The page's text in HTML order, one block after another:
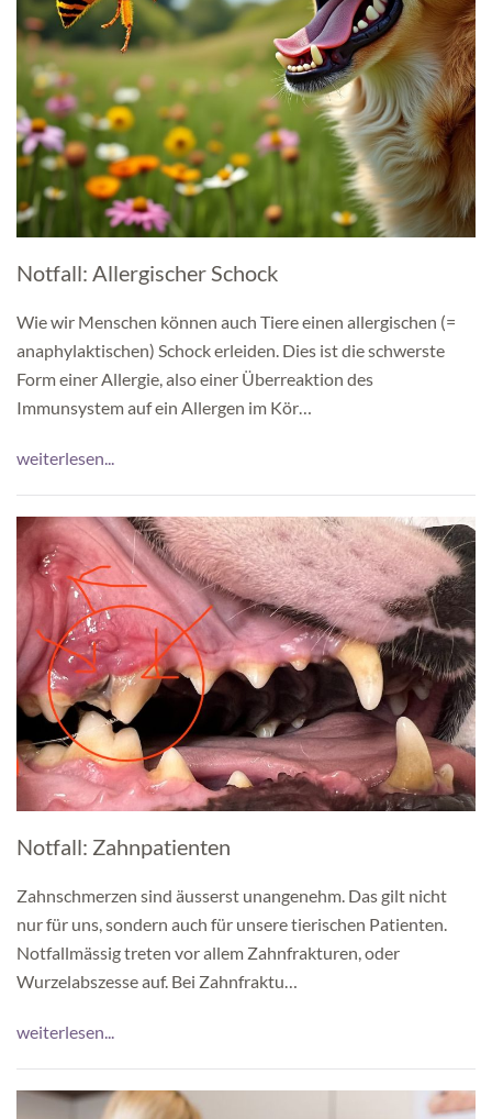
Notfall: Allergischer Schock
Wie wir Menschen können auch Tiere einen allergischen (=
anaphylaktischen) Schock erleiden. Dies ist die schwerste
Form einer Allergie, also einer Überreaktion des
Immunsystem auf ein Allergen im Kör…
weiterlesen...
Notfall: Zahnpatienten
Zahnschmerzen sind äusserst unangenehm. Das gilt nicht
nur für uns, sondern auch für unsere tierischen Patienten.
Notfallmässig treten vor allem Zahnfrakturen, oder
Wurzelabszesse auf. Bei Zahnfraktu…
weiterlesen...